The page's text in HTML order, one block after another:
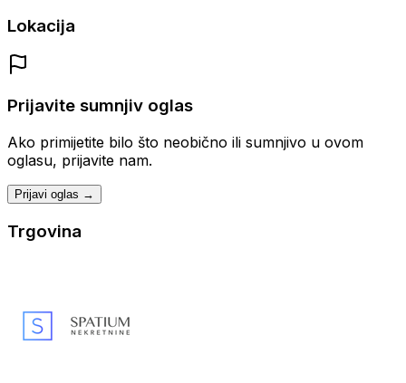
Lokacija
Prijavite sumnjiv oglas
Ako primijetite bilo što neobično ili sumnjivo u ovom
oglasu, prijavite nam.
Prijavi oglas →
Trgovina